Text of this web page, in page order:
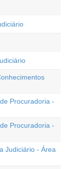
Procuradoria -
Procuradoria -
Judiciário - Área